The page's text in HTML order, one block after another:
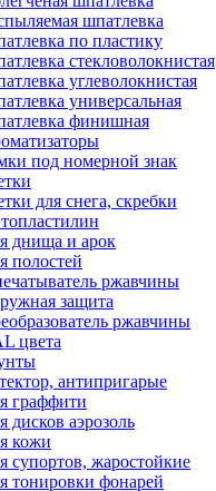
шпатлевка
по пластику
стекловолокнистая
углеволокнистая
универсальная
финишная
под номерной знак
для снега, скребки
днища и арок
полостей
ржавчины
защита
ржавчины
цвета
антипригарые
граффити
дисков аэрозоль
кожи
супортов, жаростойкие
тонировки фонарей